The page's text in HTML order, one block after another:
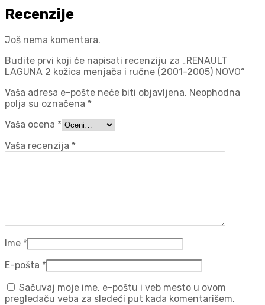
Recenzije
Još nema komentara.
Budite prvi koji će napisati recenziju za „RENAULT
LAGUNA 2 kožica menjača i ručne (2001-2005) NOVO“
Vaša adresa e-pošte neće biti objavljena. Neophodna
polja su označena *
Vaša ocena *
Vaša recenzija *
Ime *
E-pošta *
Sačuvaj moje ime, e-poštu i veb mesto u ovom
pregledaču veba za sledeći put kada komentarišem.